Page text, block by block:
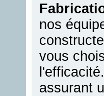
nos
vous
assurant